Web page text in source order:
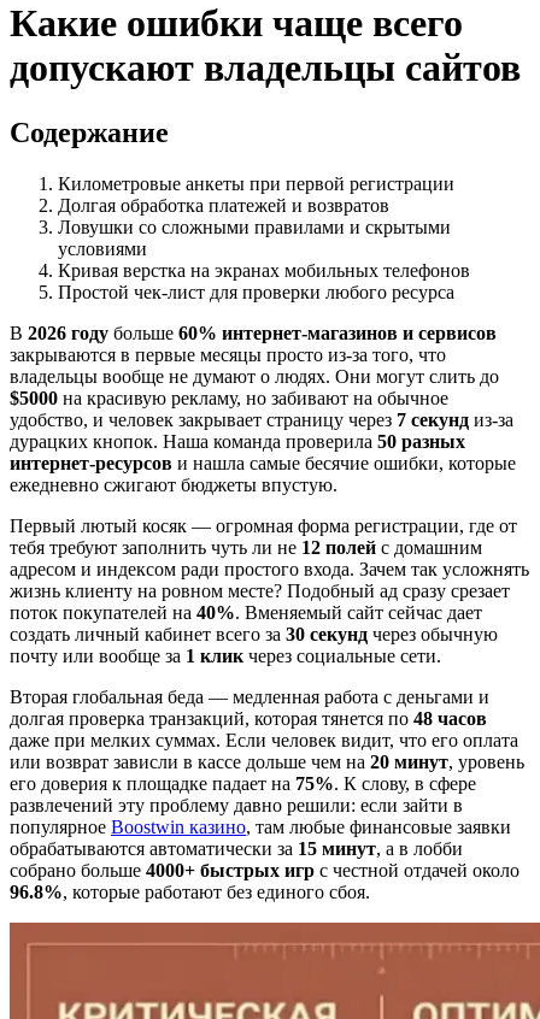
Какие ошибки чаще всего
допускают владельцы сайтов
Содержание
Километровые анкеты при первой регистрации
Долгая обработка платежей и возвратов
Ловушки со сложными правилами и скрытыми
условиями
Кривая верстка на экранах мобильных телефонов
Простой чек-лист для проверки любого ресурса
В 2026 году больше 60% интернет-магазинов и сервисов
закрываются в первые месяцы просто из-за того, что
владельцы вообще не думают о людях. Они могут слить до
$5000 на красивую рекламу, но забивают на обычное
удобство, и человек закрывает страницу через 7 секунд из-за
дурацких кнопок. Наша команда проверила 50 разных
интернет-ресурсов и нашла самые бесячие ошибки, которые
ежедневно сжигают бюджеты впустую.
Первый лютый косяк — огромная форма регистрации, где от
тебя требуют заполнить чуть ли не 12 полей с домашним
адресом и индексом ради простого входа. Зачем так усложнять
жизнь клиенту на ровном месте? Подобный ад сразу срезает
поток покупателей на 40%. Вменяемый сайт сейчас дает
создать личный кабинет всего за 30 секунд через обычную
почту или вообще за 1 клик через социальные сети.
Вторая глобальная беда — медленная работа с деньгами и
долгая проверка транзакций, которая тянется по 48 часов
даже при мелких суммах. Если человек видит, что его оплата
или возврат зависли в кассе дольше чем на 20 минут, уровень
его доверия к площадке падает на 75%. К слову, в сфере
развлечений эту проблему давно решили: если зайти в
популярное Boostwin казино, там любые финансовые заявки
обрабатываются автоматически за 15 минут, а в лобби
собрано больше 4000+ быстрых игр с честной отдачей около
96.8%, которые работают без единого сбоя.